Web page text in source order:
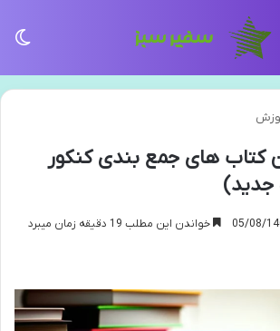
کتاب های جمع بندی کنکور
خواندن این مطلب 19 دقیقه زمان میبرد